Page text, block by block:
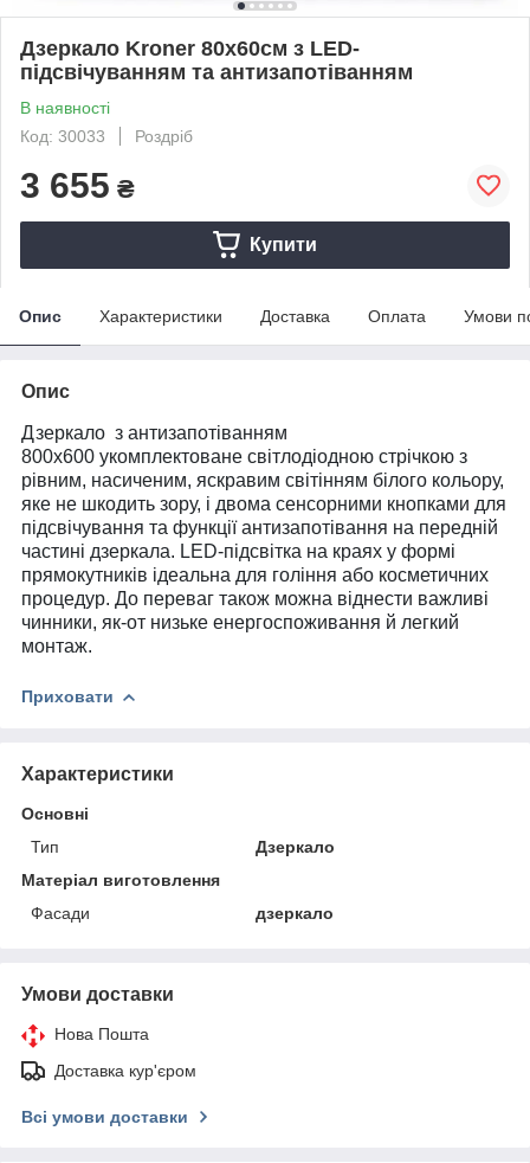
Дзеркало Kroner 80х60см з LED-
підсвічуванням та антизапотіванням
В наявності
Код: 30033
Роздріб
3 655 ₴
Купити
Опис Характеристики Доставка Оплата Умови
Опис
Дзеркало з антизапотіванням
800х600 укомплектоване світлодіодною стрічкою з
рівним, насиченим, яскравим світінням білого кольору,
яке не шкодить зору, і двома сенсорними кнопками для
підсвічування та функції антизапотівання на передній
частині дзеркала. LED-підсвітка на краях у формі
прямокутників ідеальна для гоління або косметичних
процедур. До переваг також можна віднести важливі
чинники, як-от низьке енергоспоживання й легкий
монтаж.
Приховати
Характеристики
Основні
Тип
Дзеркало
Матеріал виготовлення
Фасади
дзеркало
Умови доставки
Нова Пошта
Доставка кур'єром
Всі умови доставки